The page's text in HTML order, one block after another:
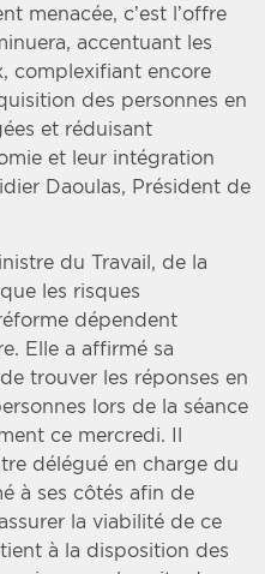
menacée, c’est l’offre
accentuant les
complexifiant encore
des personnes en
et réduisant
et leur intégration
Daoulas, Président de
du Travail, de la
les risques
dépendent
Elle a affirmé sa
trouver les réponses en
lors de la séance
ce mercredi. Il
délégué en charge du
à ses côtés afin de
la viabilité de ce
à la disposition des